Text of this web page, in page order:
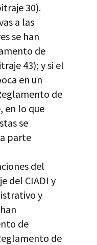
30).
a las
se han
de
43); y si el
en un
de
en lo que
se
parte
del
del CIADI y
y
de
de